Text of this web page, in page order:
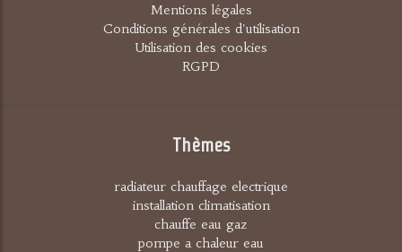
Mentions légales
Conditions générales d'utilisation
Utilisation des cookies
RGPD
Thèmes
radiateur chauffage electrique
installation climatisation
chauffe eau gaz
pompe a chaleur eau